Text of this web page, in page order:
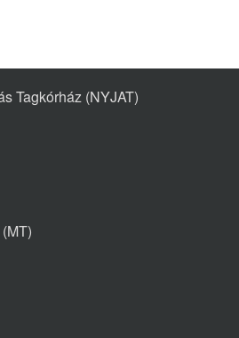
Tagkórház (NYJAT)